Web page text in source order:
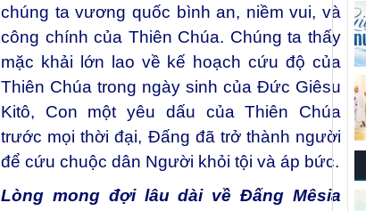
chúng ta vương quốc bình an, niềm vui, và
công chính của Thiên Chúa. Chúng ta thấy
mặc khải lớn lao về kế hoạch cứu độ của
Thiên Chúa trong ngày sinh của Đức Giêsu
Kitô, Con một yêu dấu của Thiên Chúa
trước mọi thời đại, Đấng đã trở thành người
để cứu chuộc dân Người khỏi tội và áp bức.
Lòng mong đợi lâu dài về Đấng Mêsia